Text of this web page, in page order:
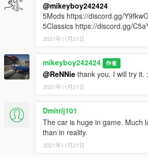
HERE find "dlclist.xml" right-click on it and
at the bottom of the file above add this
dlcpacks:/daytona71/
And then save it and replace it back to his
INSTALLATION: FOR Replace
First off, I recommend backing up the
something happens.
FIRST: open [OPENIV] navigate to gta5 /
levels / gta5 / vehicles /
@mikeyboy242424
5Mods https://discord.gg/
5Classics https://discord.gg/
2021年11月21日
mikeyboy242424 作者
@ReNNie thank you, I will try it.
2021年11月21日
Dmitrij101
The car is huge in game. Much
than in reality.
2021年11月21日